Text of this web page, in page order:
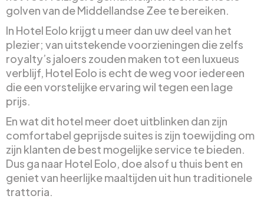
golven van de Middellandse Zee te bereiken.
In Hotel Eolo krijgt u meer dan uw deel van het
plezier; van uitstekende voorzieningen die zelfs
royalty’s jaloers zouden maken tot een luxueus
verblijf, Hotel Eolo is echt de weg voor iedereen
die een vorstelijke ervaring wil tegen een lage
prijs.
En wat dit hotel meer doet uitblinken dan zijn
comfortabel geprijsde suites is zijn toewijding om
zijn klanten de best mogelijke service te bieden.
Dus ga naar Hotel Eolo, doe alsof u thuis bent en
geniet van heerlijke maaltijden uit hun traditionele
trattoria.